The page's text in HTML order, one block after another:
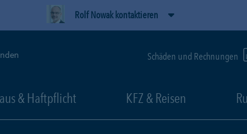
Rolf Nowak kontaktieren
Schäden und Rechnungen
& Haftpflicht KFZ & Reisen